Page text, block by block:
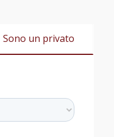
Sono un privato